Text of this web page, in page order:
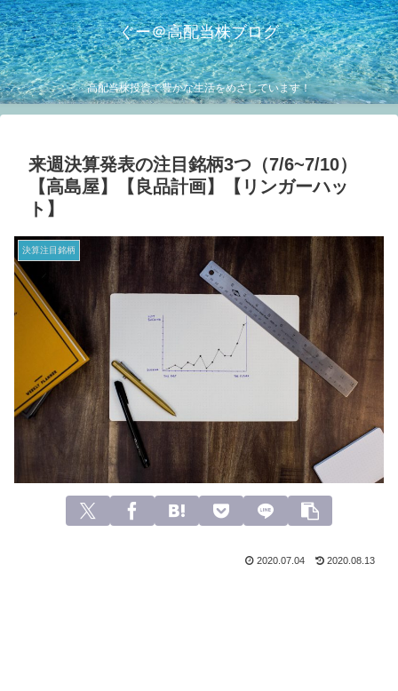
ぐー＠高配当株ブログ
高配当株投資で豊かな生活をめざしています！
来週決算発表の注目銘柄3つ（7/6~7/10）
【高島屋】【良品計画】【リンガーハッ
ト】
決算注目銘柄
2020.07.04 2020.08.13